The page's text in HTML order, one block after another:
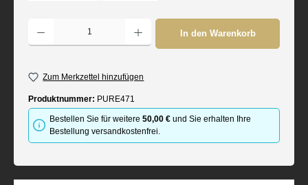
Produkt Anzahl: Gib den gewünschten Wert ein oder benutze die Schaltflächen um
In den Warenkorb
Zum Merkzettel hinzufügen
Produktnummer: PURE471
Bestellen Sie für weitere50,00 € und Sie erhalten Ihre
Bestellung versandkostenfrei.